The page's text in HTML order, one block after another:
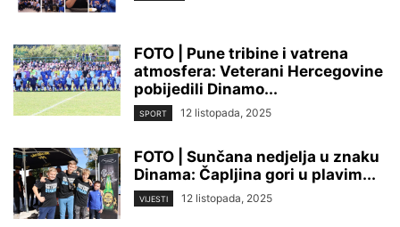
FOTO | Pune tribine i vatrena
atmosfera: Veterani Hercegovine
pobijedili Dinamo...
SPORT 12 listopada, 2025
FOTO | Sunčana nedjelja u znaku
Dinama: Čapljina gori u plavim...
VIJESTI 12 listopada, 2025